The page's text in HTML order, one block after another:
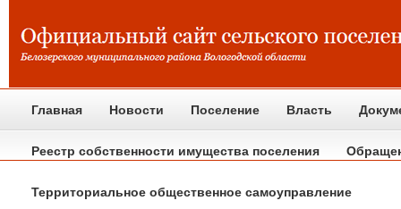
Главная Новости Поселение Власть
Реестр собственности имущества поселения
Территориальное общественное самоуправление